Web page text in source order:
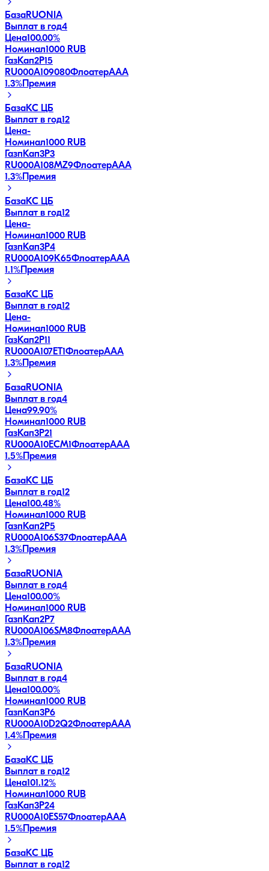
БазаRUONIA
Выплат в год4
Цена100.00%
Номинал1000 RUB
ГазКап2P15
RU000A109080ФлоатерAAA
1.3% Премия
БазаКС ЦБ
Выплат в год12
Цена-
Номинал1000 RUB
ГазпКап3P3
RU000A108MZ9ФлоатерAAA
1.3% Премия
БазаКС ЦБ
Выплат в год12
Цена-
Номинал1000 RUB
ГазпКап3P4
RU000A109K65ФлоатерAAA
1.1% Премия
БазаКС ЦБ
Выплат в год12
Цена-
Номинал1000 RUB
ГазКап2P11
RU000A107ET1ФлоатерAAA
1.3% Премия
БазаRUONIA
Выплат в год4
Цена99.90%
Номинал1000 RUB
ГазКап3P21
RU000A10ECM1ФлоатерAAA
1.5% Премия
БазаКС ЦБ
Выплат в год12
Цена100.48%
Номинал1000 RUB
ГазпКап2P5
RU000A106S37ФлоатерAAA
1.3% Премия
БазаRUONIA
Выплат в год4
Цена100.00%
Номинал1000 RUB
ГазпКап2P7
RU000A106SM8ФлоатерAAA
1.3% Премия
БазаRUONIA
Выплат в год4
Цена100.00%
Номинал1000 RUB
ГазпКап3P6
RU000A10D2Q2ФлоатерAAA
1.4% Премия
БазаКС ЦБ
Выплат в год12
Цена101.12%
Номинал1000 RUB
ГазКап3P24
RU000A10ES57ФлоатерAAA
1.5% Премия
БазаКС ЦБ
Выплат в год12